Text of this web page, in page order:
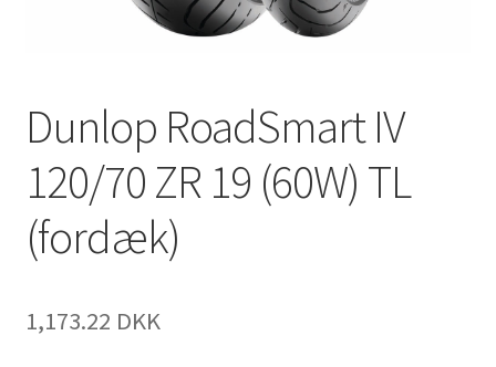
Dunlop RoadSmart IV
120/70 ZR 19 (60W) TL
(fordæk)
1,173.22 DKK